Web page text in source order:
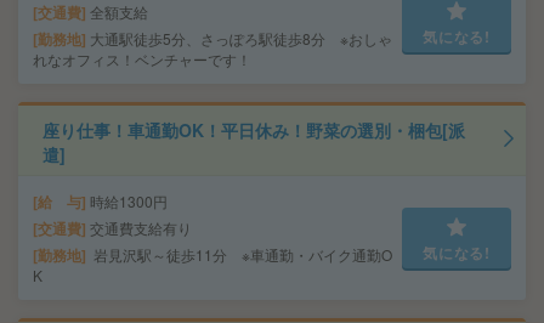
交通費 全額支給
勤務地 大通駅徒歩5分、さっぽろ駅徒歩8分 ※おしゃ
れなオフィス！ベンチャーです！
気になる!
座り仕事！車通勤OK！平日休み！野菜の選別・梱包[派
遣]
給 与 時給1300円
交通費 交通費支給有り
勤務地
岩見沢駅～徒歩11分 ※車通勤・バイク通勤O
K
気になる!